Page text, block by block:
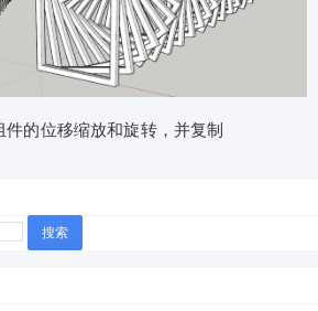
的位移缩放和旋转，并复制